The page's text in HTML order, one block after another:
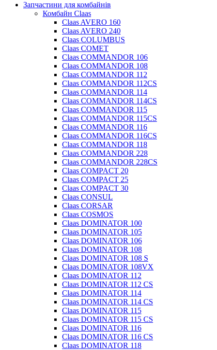
Запчастини для комбайнів
Комбайн Claas
Claas AVERO 160
Claas AVERO 240
Claas COLUMBUS
Claas COMET
Claas COMMANDOR 106
Claas COMMANDOR 108
Claas COMMANDOR 112
Claas COMMANDOR 112CS
Claas COMMANDOR 114
Claas COMMANDOR 114CS
Claas COMMANDOR 115
Claas COMMANDOR 115CS
Claas COMMANDOR 116
Claas COMMANDOR 116CS
Claas COMMANDOR 118
Claas COMMANDOR 228
Claas COMMANDOR 228CS
Claas COMPACT 20
Claas COMPACT 25
Claas COMPACT 30
Claas CONSUL
Claas CORSAR
Claas COSMOS
Claas DOMINATOR 100
Claas DOMINATOR 105
Claas DOMINATOR 106
Claas DOMINATOR 108
Claas DOMINATOR 108 S
Claas DOMINATOR 108VX
Claas DOMINATOR 112
Claas DOMINATOR 112 CS
Claas DOMINATOR 114
Claas DOMINATOR 114 CS
Claas DOMINATOR 115
Claas DOMINATOR 115 CS
Claas DOMINATOR 116
Claas DOMINATOR 116 CS
Claas DOMINATOR 118